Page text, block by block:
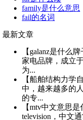
family是什么意思
fail的名词
最新文章
【galanz是什么
家电品牌，成立
为...
【船舶结构力学
中，越来越多的
的专...
【mtv中文意思
television，中文